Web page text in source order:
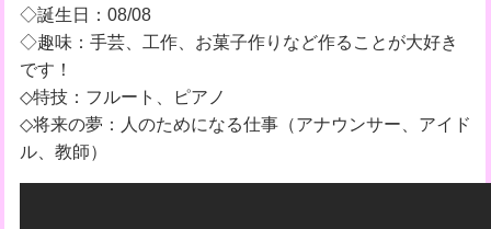
◇誕生日：08/08
◇趣味：手芸、工作、お菓子作りなど作ることが大好き
です！
◇特技：フルート、ピアノ
◇将来の夢：人のためになる仕事（アナウンサー、アイド
ル、教師）